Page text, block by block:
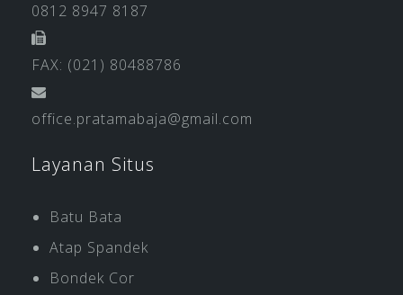
0812 8947 8187
FAX: (021) 80488786
office.pratamabaja@gmail.com
Layanan Situs
Batu Bata
Atap Spandek
Bondek Cor